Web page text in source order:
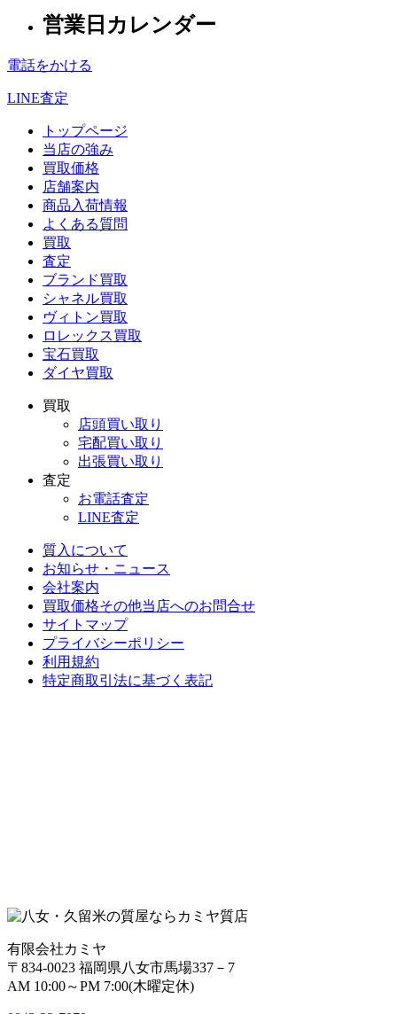
営業日カレンダー
電話をかける
LINE査定
トップページ
当店の強み
買取価格
店舗案内
商品入荷情報
よくある質問
買取
査定
ブランド買取
シャネル買取
ヴィトン買取
ロレックス買取
宝石買取
ダイヤ買取
買取
店頭買い取り
宅配買い取り
出張買い取り
査定
お電話査定
LINE査定
質入について
お知らせ・ニュース
会社案内
買取価格その他当店へのお問合せ
サイトマップ
プライバシーポリシー
利用規約
特定商取引法に基づく表記
有限会社カミヤ
〒834-0023 福岡県八女市馬場337－7
AM 10:00～PM 7:00(木曜定休)